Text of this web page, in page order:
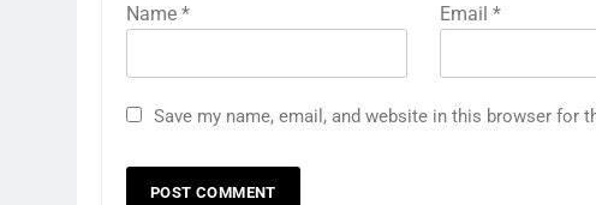
Name * Email *
Save my name, email, and website in this browser for